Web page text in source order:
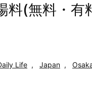
料(無料・
Life , Japan ,